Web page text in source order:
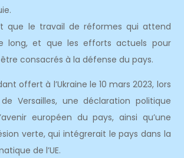
que le travail de réformes qui attend
long, et que les efforts actuels pour
être consacrés à la défense du pays.
offert à l’Ukraine le 10 mars 2023, lors
Versailles, une déclaration politique
européen du pays, ainsi qu’une
verte, qui intégrerait le pays dans la
de l’UE.